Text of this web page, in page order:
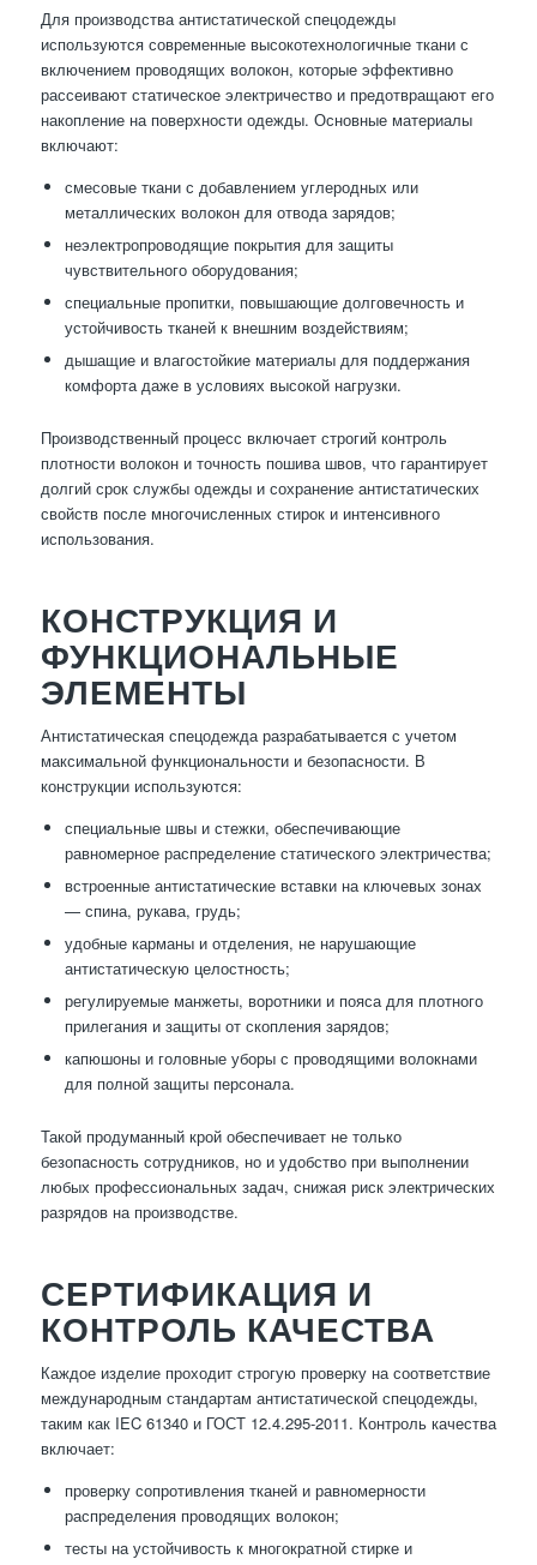
Для производства антистатической спецодежды
используются современные высокотехнологичные ткани с
включением проводящих волокон, которые эффективно
рассеивают статическое электричество и предотвращают его
накопление на поверхности одежды. Основные материалы
включают:
смесовые ткани с добавлением углеродных или
металлических волокон для отвода зарядов;
неэлектропроводящие покрытия для защиты
чувствительного оборудования;
специальные пропитки, повышающие долговечность и
устойчивость тканей к внешним воздействиям;
дышащие и влагостойкие материалы для поддержания
комфорта даже в условиях высокой нагрузки.
Производственный процесс включает строгий контроль
плотности волокон и точность пошива швов, что гарантирует
долгий срок службы одежды и сохранение антистатических
свойств после многочисленных стирок и интенсивного
использования.
КОНСТРУКЦИЯ И
ФУНКЦИОНАЛЬНЫЕ
ЭЛЕМЕНТЫ
Антистатическая спецодежда разрабатывается с учетом
максимальной функциональности и безопасности. В
конструкции используются:
специальные швы и стежки, обеспечивающие
равномерное распределение статического электричества;
встроенные антистатические вставки на ключевых зонах
— спина, рукава, грудь;
удобные карманы и отделения, не нарушающие
антистатическую целостность;
регулируемые манжеты, воротники и пояса для плотного
прилегания и защиты от скопления зарядов;
капюшоны и головные уборы с проводящими волокнами
для полной защиты персонала.
Такой продуманный крой обеспечивает не только
безопасность сотрудников, но и удобство при выполнении
любых профессиональных задач, снижая риск электрических
разрядов на производстве.
СЕРТИФИКАЦИЯ И
КОНТРОЛЬ КАЧЕСТВА
Каждое изделие проходит строгую проверку на соответствие
международным стандартам антистатической спецодежды,
таким как IEC 61340 и ГОСТ 12.4.295-2011. Контроль качества
включает:
проверку сопротивления тканей и равномерности
распределения проводящих волокон;
тесты на устойчивость к многократной стирке и